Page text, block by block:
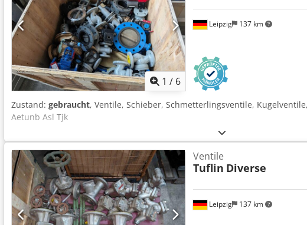
1 / 6
Leipzig 137 km
Zustand: gebraucht, Ventile, Schieber, Schmetterlingsventile,
Aetunb Asl Tjk
Leipzig 137 km
Ventile
Tuflin Diverse